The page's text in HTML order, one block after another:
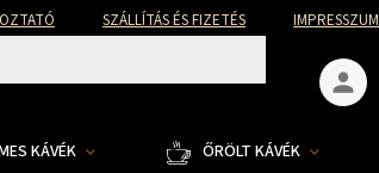
SZÁLLÍTÁS ÉS FIZETÉS IMPRESSZUM
KÁVÉK ŐRÖLT KÁVÉK